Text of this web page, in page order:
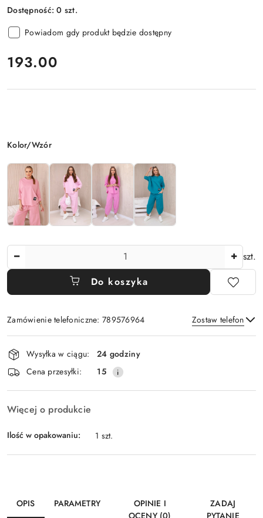
Dostępność:0 szt.
Powiadom gdy produkt będzie dostępny
cena:
193.00
Wariant
Kolor/Wzór
szt.
Do koszyka
Zamówienie telefoniczne: 789576964 Zostaw telefon
Wyślij
Dostępność
i
dostawa
Wysyłka w ciągu:
24 godziny
Cena przesyłki:
15
Więcej o produkcie
Ilość w opakowaniu: 1 szt.
OPIS PARAMETRY
OPINIE I
OCENY (0)
ZADAJ
PYTANIE